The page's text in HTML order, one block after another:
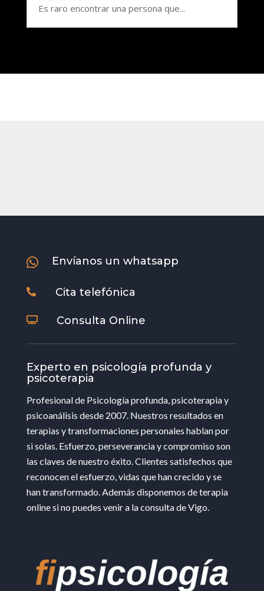
Es raro encontrar una persona que...
 Envíanos un whatsapp
 Cita telefónica
 Consulta Online
Experto en psicología profunda y
psicoterapia
Profesional de Psicología profunda, psicoterapia y
psicoanálisis desde 2007. Nuestros resultados en
terapias y transformaciones personales hablan por
si solas. Esfuerzo, perseverancia y compromiso son
las claves de nuestro éxito. Clientes satisfechos que
reconocen el esfuerzo, vidas que han crecido y se
han transformado. Además disponemos de terapia
online si no puedes venir a la consulta de Vigo.